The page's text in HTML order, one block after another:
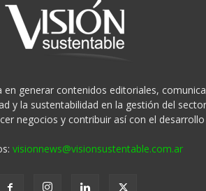
generar contenidos editoriales,
y la sustentabilidad en la gestión del
negocios y contribuir así con el
visionnews@visionsustentable.com.ar